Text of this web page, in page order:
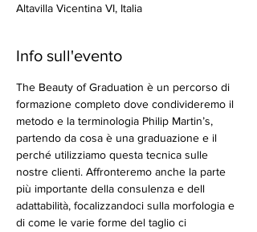
Altavilla Vicentina VI, Italia
Info sull'evento
The Beauty of Graduation è un percorso di
formazione completo dove condivideremo il
metodo e la terminologia Philip Martin’s,
partendo da cosa è una graduazione e il
perché utilizziamo questa tecnica sulle
nostre clienti. Affronteremo anche la parte
più importante della consulenza e dell
adattabilità, focalizzandoci sulla morfologia e
di come le varie forme del taglio ci